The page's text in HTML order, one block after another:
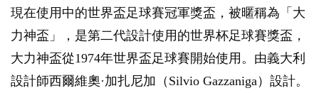
現在使用中的世界盃足球賽冠軍獎盃，被暱稱為「大
力神盃」，是第二代設計使用的世界杯足球賽獎盃，
大力神盃從1974年世界盃足球賽開始使用。由義大利
設計師西爾維奧·加扎尼加（Silvio Gazzaniga）設計。